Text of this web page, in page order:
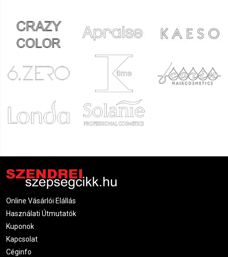
Online Vásárlói Elállás
Használati Útmutatók
Kuponok
Kapcsolat
Céginfo